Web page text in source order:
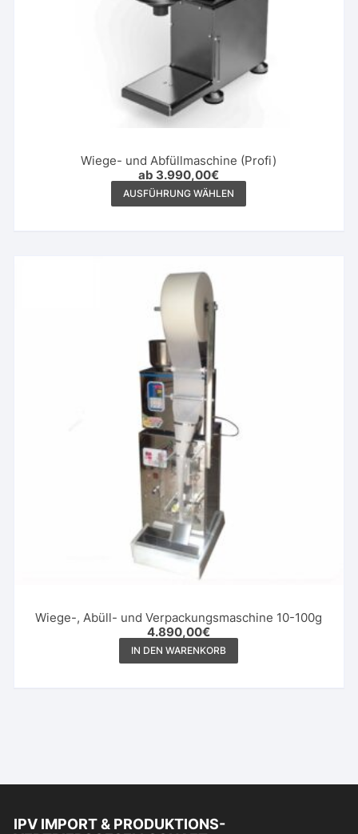
Wiege- und Abfüllmaschine (Profi)
ab 3.990,00€
AUSFÜHRUNG WÄHLEN
Produkt
Wiege-, Abüll- und Verpackungsmaschine 10-100g
4.890,00€
IN DEN WARENKORB
IPV IMPORT & PRODUKTIONS-